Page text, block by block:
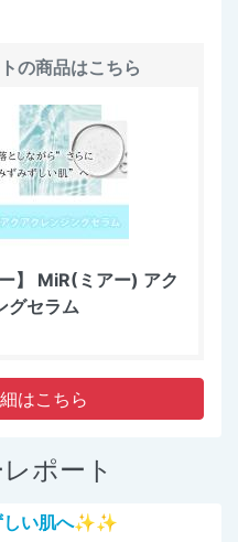
の商品はこちら
】 MiR(ミアー) アク
グセラム
はこちら
ポート
しい肌へ✨✨